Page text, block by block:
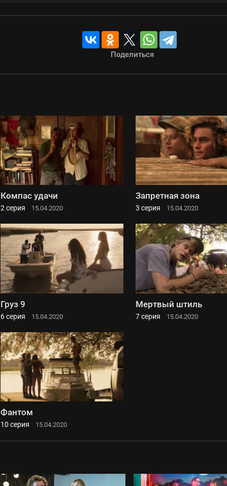
Поделиться
Компас удачи
2 серия 15.04.2020
Запретная зона
3 серия 15.04.2020
Груз 9
6 серия 15.04.2020
Мертвый штиль
7 серия 15.04.2020
Фантом
10 серия 15.04.2020